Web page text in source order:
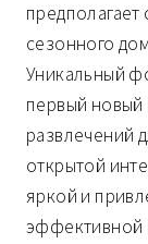
предполагает
сезонного
Уникальный
первый новый
развлечений
открытой
яркой и
эффективной